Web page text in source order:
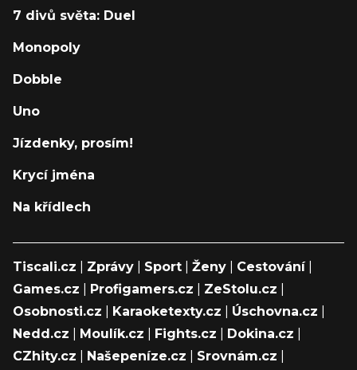
7 divů světa: Duel
Monopoly
Dobble
Uno
Jízdenky, prosím!
Krycí jména
Na křídlech
Tiscali.cz Zprávy Sport Ženy Cestování|
Games.cz
Profigamers.cz ZeStolu.cz
Osobnosti.cz
Karaoketexty.cz Úschovna.cz
Nedd.cz
Moulík.cz Fights.cz Dokina.cz
CZhity.cz
Našepeníze.cz Srovnám.cz